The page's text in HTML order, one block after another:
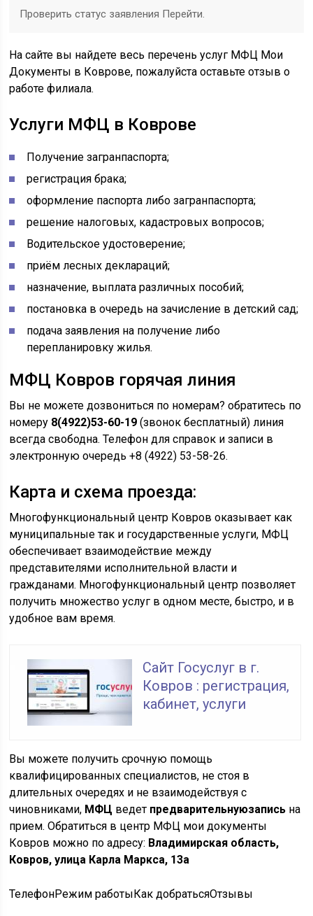
Проверить статус заявления Перейти.
На сайте вы найдете весь перечень услуг МФЦ Мои
Документы в Коврове, пожалуйста оставьте отзыв о
работе филиала.
Услуги МФЦ в Коврове
Получение загранпаспорта;
регистрация брака;
оформление паспорта либо загранпаспорта;
решение налоговых, кадастровых вопросов;
Водительское удостоверение;
приём лесных деклараций;
назначение, выплата различных пособий;
постановка в очередь на зачисление в детский сад;
подача заявления на получение либо
перепланировку жилья.
МФЦ Ковров горячая линия
Вы не можете дозвониться по номерам? обратитесь по
номеру 8(4922)53-60-19 (звонок бесплатный) линия
всегда свободна. Телефон для справок и записи в
электронную очередь +8 (4922) 53-58-26.
Карта и схема проезда:
Многофункциональный центр Ковров оказывает как
муниципальные так и государственные услуги, МФЦ
обеспечивает взаимодействие между
представителями исполнительной власти и
гражданами. Многофункциональный центр позволяет
получить множество услуг в одном месте, быстро, и в
удобное вам время.
Сайт Госуслуг в г.
Ковров : регистрация,
кабинет, услуги
Вы можете получить срочную помощь
квалифицированных специалистов, не стоя в
длительных очередях и не взаимодействуя с
чиновниками, МФЦ ведет предварительнуюзапись на
прием. Обратиться в центр МФЦ мои документы
Ковров можно по адресу: Владимирская область,
Ковров, улица Карла Маркса, 13а
ТелефонРежим работыКак добратьсяОтзывы